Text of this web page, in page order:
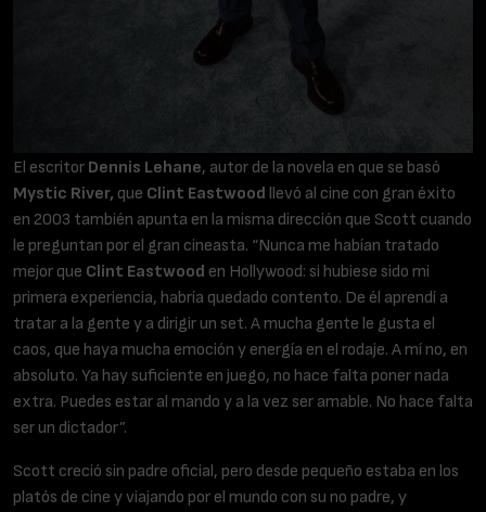
El escritor Dennis Lehane, autor de la novela en que se basó
Mystic River, que Clint Eastwood llevó al cine con gran éxito
en 2003 también apunta en la misma dirección que Scott cuando
le preguntan por el gran cineasta. “Nunca me habían tratado
mejor que Clint Eastwood en Hollywood: si hubiese sido mi
primera experiencia, habría quedado contento. De él aprendí a
tratar a la gente y a dirigir un set. A mucha gente le gusta el
caos, que haya mucha emoción y energía en el rodaje. A mí no, en
absoluto. Ya hay suficiente en juego, no hace falta poner nada
extra. Puedes estar al mando y a la vez ser amable. No hace falta
ser un dictador”.
Scott creció sin padre oficial, pero desde pequeño estaba en los
platós de cine y viajando por el mundo con su no padre, y